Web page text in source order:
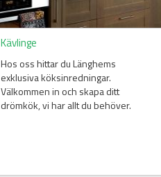
Kävlinge
Hos oss hittar du Länghems
exklusiva köksinredningar.
Välkommen in och skapa ditt
drömkök, vi har allt du behöver.